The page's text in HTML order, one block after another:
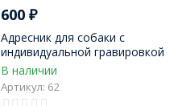
600₽
Адресник для собаки с
индивидуальной гравировкой
В наличии
Артикул: 62